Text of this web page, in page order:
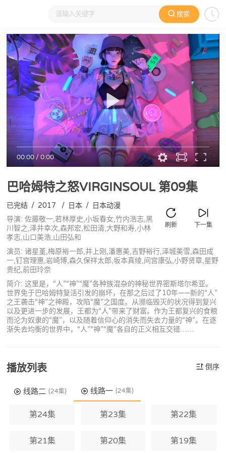
搜索
大家在看 日本动漫 国产动漫 欧美动漫 动漫电影
00:00/0:00
巴哈姆特之怒VIRGINSOUL第09集
下一集
刷新
已完结 / 2017 / 日本 / 日本动漫
导演: 佐藤敬一,若林厚史,小坂春女,竹内浩志,黑
川智之,泽井幸次,森邦宏,松田清,大野和寿,小林
孝志,山口美浩,山田弘和
演员: 诸星堇,梅原裕一郎,井上刚,潘惠美,吉野裕行,泽城美雪,森田成
一,钉宫理惠,岩崎博,森久保祥太郎,坂本真绫,间宫康弘,小野贤章,星野
贵纪,前田玲奈
简介: 这里是，“人”“神”“魔”各种族混杂的神秘世界密斯塔尔希亚。
世界免于巴哈姆特复活引发的崩坏，在那之后过了10年——新的“人”
之王袭击“神”之神殿，攻陷“魔”之国度。从濒临毁灭的状况得到复兴
以及更进一步的发展，王都为“人”带来了财富。作为王都复兴的食粮
而沦为奴隶的“魔”，以及随着信仰心的消失而失去力量的“神”。在逐
渐失去均衡的世界中，“人”“神”“魔”各自的正义相互交错……
播放列表 倒序
线路二 (24集) 线路一 (24集)
第24集 第23集 第22集
第21集 第20集 第19集